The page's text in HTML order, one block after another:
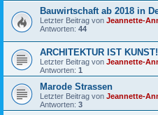
Bauwirtschaft ab 2018 in
Letzter Beitrag von Jeannette-
Antworten: 44
ARCHITEKTUR IST KUNST!
Letzter Beitrag von Jeannette-
Antworten: 1
Marode Strassen
Letzter Beitrag von Jeannette-
Antworten: 3